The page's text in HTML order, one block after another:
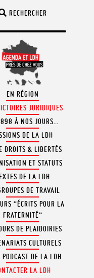
RECHERCHER
EN RÉGION
JURIDIQUES
À NOS JOURS…
DE LA LDH
DROITS & LIBERTÉS
ET STATUTS
DE LA LDH
DE TRAVAIL
“ÉCRITS POUR LA
FRATERNITÉ”
DE PLAIDOIRIES
CULTURELS
PODCAST DE LA LDH
LA LDH